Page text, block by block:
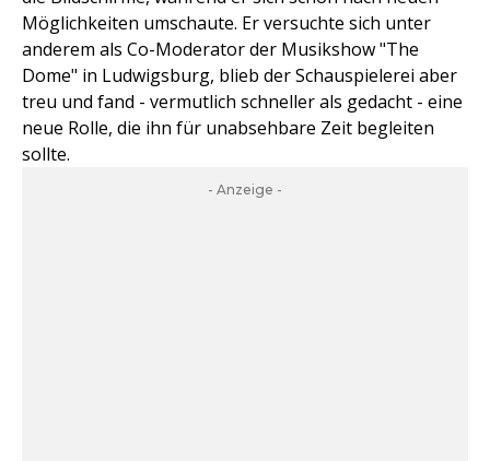
Möglichkeiten umschaute. Er versuchte sich unter
anderem als Co-Moderator der Musikshow "The
Dome" in Ludwigsburg, blieb der Schauspielerei aber
treu und fand - vermutlich schneller als gedacht - eine
neue Rolle, die ihn für unabsehbare Zeit begleiten
sollte.
- Anzeige -